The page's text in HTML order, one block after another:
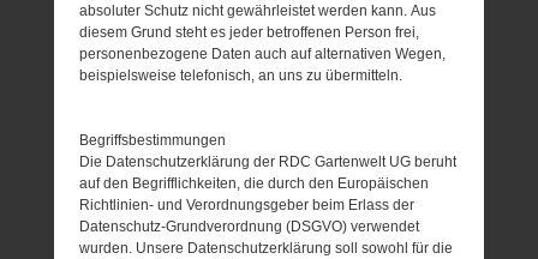
absoluter Schutz nicht gewährleistet werden kann. Aus
diesem Grund steht es jeder betroffenen Person frei,
personenbezogene Daten auch auf alternativen Wegen,
beispielsweise telefonisch, an uns zu übermitteln.
Begriffsbestimmungen
Die Datenschutzerklärung der RDC Gartenwelt UG beruht
auf den Begrifflichkeiten, die durch den Europäischen
Richtlinien- und Verordnungsgeber beim Erlass der
Datenschutz-Grundverordnung (DSGVO) verwendet
wurden. Unsere Datenschutzerklärung soll sowohl für die